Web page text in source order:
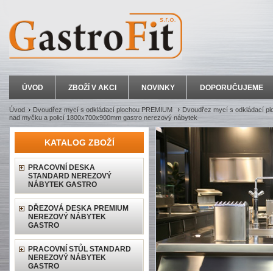
ÚVOD ZBOŽÍ V AKCI NOVINKY DOPORUČUJEME
Úvod Dvoudřez mycí s odkládací plochou PREMIUM
Dvoudřez mycí s odkládací
nad myčku a policí 1800x700x900mm gastro nerezový nábytek
KATALOG ZBOŽÍ
PRACOVNÍ DESKA
STANDARD NEREZOVÝ
NÁBYTEK GASTRO
DŘEZOVÁ DESKA PREMIUM
NEREZOVÝ NÁBYTEK
GASTRO
PRACOVNÍ STŮL STANDARD
NEREZOVÝ NÁBYTEK
GASTRO